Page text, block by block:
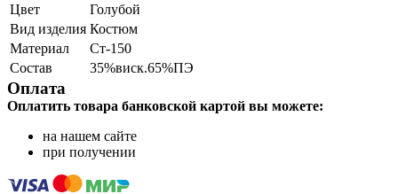
Цвет
Голубой
Вид изделия Костюм
Материал
Ст-150
Состав
35%виск.65%ПЭ
Оплата
Оплатить товара банковской картой вы можете:
на нашем сайте
при получении